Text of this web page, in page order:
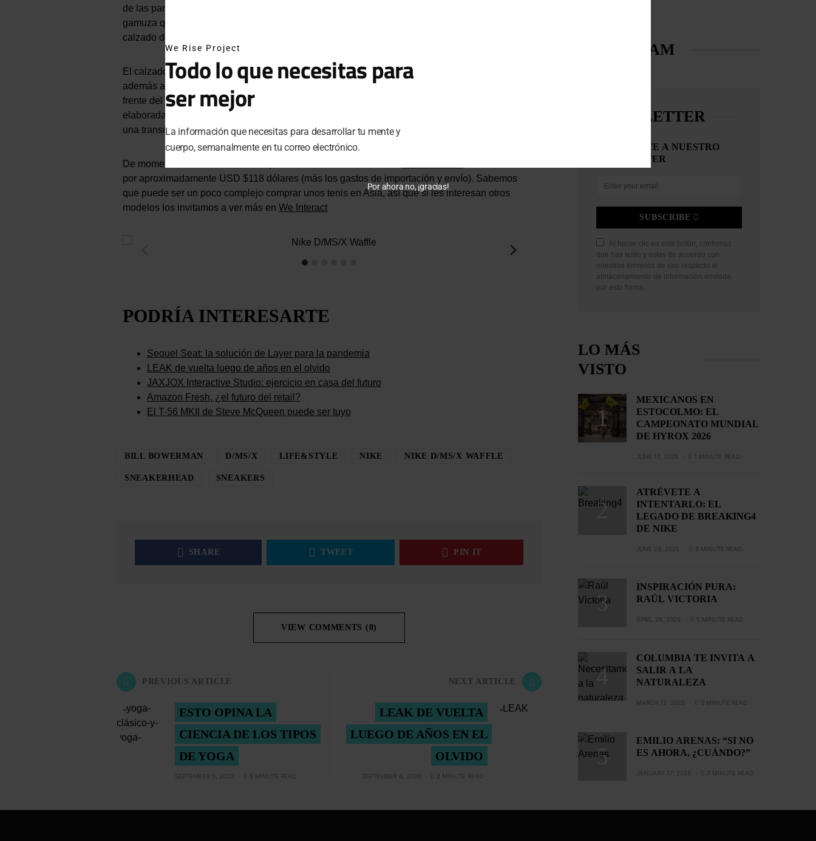
de las partes más evidentes es la combinación entre Naranja, Verde y Azul en un terminado de
gamuza que le da una apariencia suave y extremadamente peculiar (en particular para un
calzado de este tipo).
El calzado incluye una suela de espuma EVA de dos piezas que destaca en la silueta y que
además ayuda a resaltar la punta de la suela (que asemeja un Waffle, de ahí su nombre) al
frente del calzado. Lo que hace verdaderamente único al D/MS/X Waffle es la construcción tan
elaborada, en la parte superior una parte de nylon (en la media suela y hasta el talón) que hace
una transición de textura a textura de manera muy atractiva y que contrasta con otras siluetas.
De momento el calzado lo hemos podido encontrar en el sitio de
por aproximadamente USD $118 dólares (más los gastos de importación y envío). Sabemos
que puede ser un poco complejo comprar unos tenis en Asia, así que si les interesan otros
modelos los invitamos a ver más en We Interact
PODRÍA INTERESARTE
Sequel Seat: la solución de Layer para la pandemia
LEAK de vuelta luego de años en el olvido
JAXJOX Interactive Studio: ejercicio en casa del futuro
Amazon Fresh, ¿el futuro del retail?
El T-56 MKII de Steve McQueen puede ser tuyo
BILL BOWERMAN D/MS/X LIFE&STYLE NIKE NIKE D/MS/X WAFFLE
SNEAKERHEAD SNEAKERS
SHARE TWEET PIN IT
VIEW COMMENTS (0)
PREVIOUS ARTICLE
ESTO OPINA LA
CIENCIA DE LOS TIPOS
DE YOGA
SEPTEMBER 5, 2020 5 MINUTE READ
NEXT ARTICLE
LEAK DE VUELTA
LUEGO DE AÑOS EN EL
OLVIDO
SEPTEMBER 6, 2020 2 MINUTE READ
INSTAGRAM
NEWSLETTER
SUSCRÍBETE A NUESTRO
NEWSLETTER
SUBSCRIBE
Al hacer clic en este botón, confirmas
que has leído y estas de acuerdo con
nuestros términos de uso respecto al
almacenamiento de información enviada
por esta forma.
LO MÁS
VISTO
MEXICANOS EN
ESTOCOLMO: EL
CAMPEONATO MUNDIAL
DE HYROX 2026
JUNE 17, 2026 1 MINUTE READ
ATRÉVETE A
INTENTARLO: EL
LEGADO DE BREAKING4
DE NIKE
JUNE 29, 2025 9 MINUTE READ
INSPIRACIÓN PURA:
RAÚL VICTORIA
APRIL 29, 2025 5 MINUTE READ
COLUMBIA TE INVITA A
SALIR A LA
NATURALEZA
MARCH 12, 2025 2 MINUTE READ
EMILIO ARENAS: “SI NO
ES AHORA, ¿CUÁNDO?”
JANUARY 17, 2025 7 MINUTE READ
We Rise Project
Todo lo que necesitas para
ser mejor
La información que necesitas para desarrollar tu mente y
cuerpo, semanalmente en tu correo electrónico.
Por ahora no, ¡gracias!